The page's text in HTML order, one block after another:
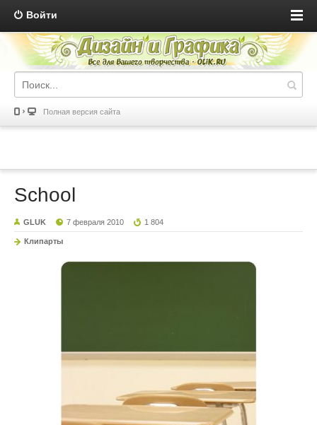
Войти
Полная версия сайта
School
GLUK 7 февраля 2010 1 804
Клипарты